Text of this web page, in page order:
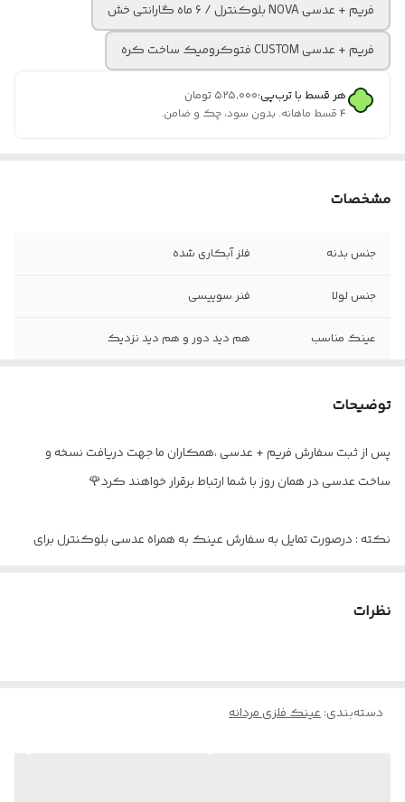
فریم + عدسی NOVA بلوکنترل / ۶ ماه گارانتی خش
فریم + عدسی CUSTOM فتوکرومیک ساخت کره
هر قسط با ترب‌پی:۵۲۵٬۰۰۰ تومان
۴ قسط ماهانه. بدون سود، چک و ضامن.
مشخصات
جنس بدنه فلز آبکاری شده
جنس لولا فنر سوییسی
عینک مناسب هم دید دور و هم دید نزدیک
توضیحات
پس از ثبت سفارش فریم + عدسی ،همکاران ما جهت دریافت نسخه و
ساخت عدسی در همان روز با شما ارتباط برقرار خواهند کرد🌹
نکته : درصورت تمایل به سفارش عینک به همراه عدسی بلوکنترل برای
نظرات
دسته‌بندی:عینک فلزی مردانه